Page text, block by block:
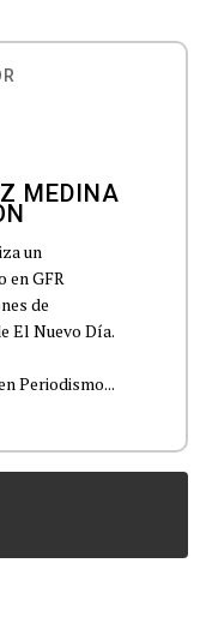
MEDINA
un
en GFR
de
El Nuevo Día.
Periodismo...